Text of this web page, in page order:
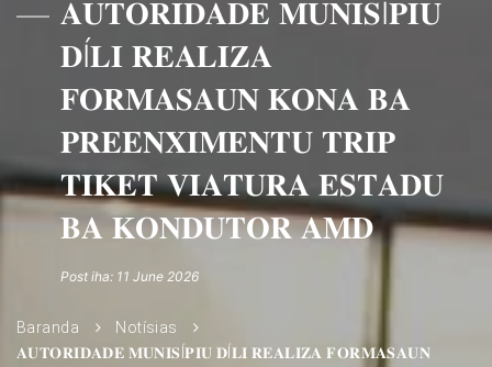
𝐀𝐔𝐓𝐎𝐑𝐈𝐃𝐀𝐃𝐄 𝐌𝐔𝐍𝐈𝐒Í𝐏𝐈𝐔
𝐃Í𝐋𝐈 𝐑𝐄𝐀𝐋𝐈𝐙𝐀
𝐅𝐎𝐑𝐌𝐀𝐒𝐀𝐔𝐍 𝐊𝐎𝐍𝐀 𝐁𝐀
𝐏𝐑𝐄𝐄𝐍𝐗𝐈𝐌𝐄𝐍𝐓𝐔 𝐓𝐑𝐈𝐏
𝐓𝐈𝐊𝐄𝐓 𝐕𝐈𝐀𝐓𝐔𝐑𝐀 𝐄𝐒𝐓𝐀𝐃𝐔
𝐁𝐀 𝐊𝐎𝐍𝐃𝐔𝐓𝐎𝐑 𝐀𝐌𝐃
Post iha: 11 June 2026
Baranda
Notísias
𝐀𝐔𝐓𝐎𝐑𝐈𝐃𝐀𝐃𝐄 𝐌𝐔𝐍𝐈𝐒Í𝐏𝐈𝐔 𝐃Í𝐋𝐈 𝐑𝐄𝐀𝐋𝐈𝐙𝐀 𝐅𝐎𝐑𝐌𝐀𝐒𝐀𝐔𝐍